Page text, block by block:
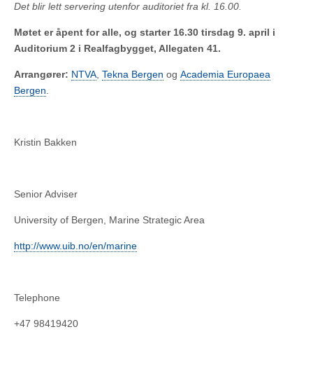
Det blir lett servering utenfor auditoriet fra kl. 16.00.
Møtet er åpent for alle, og starter 16.30 tirsdag 9. april i
Auditorium 2 i Realfagbygget, Allegaten 41.
Arrangører: NTVA, Tekna Bergen og Academia Europaea
Bergen.
Kristin Bakken
Senior Adviser
University of Bergen, Marine Strategic Area
http://www.uib.no/en/marine
Telephone
+47 98419420